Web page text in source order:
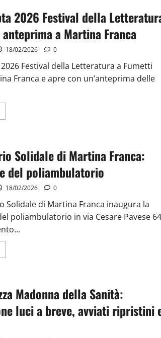
2026 Festival della
a Martina Franca
18/02/2026 0
Festival della Letteratura a Fumetti
Franca e apre con un’anteprima delle
Solidale di Martina Franca:
del poliambulatorio
18/02/2026 0
Solidale di Martina Franca inaugura la
poliambulatorio in via Cesare Pavese
Madonna della Sanità:
luci a breve, avviati ripristini